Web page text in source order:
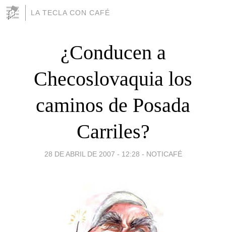
LA TECLA CON CAFÉ
¿Conducen a
Checoslovaquia los
caminos de Posada
Carriles?
28 DE ABRIL DE 2007 - 12:28 - NOTICAFÉ